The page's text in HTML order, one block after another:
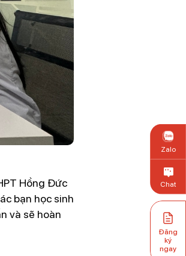
Hồng Đức
bạn học sinh
và sẽ hoàn
Zalo
Chat
Đăng
ký
ngay